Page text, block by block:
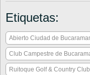
Etiquetas:
Abierto Ciudad de
Club Campestre de
Ruitoque Golf & Country Club